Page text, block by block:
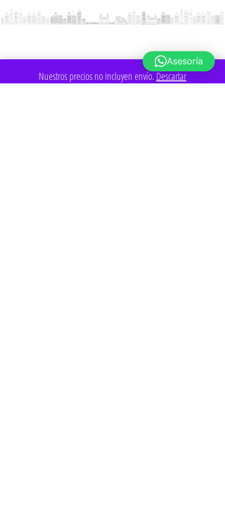
Nuestros precios no incluyen envío. Descartar
Asesoría